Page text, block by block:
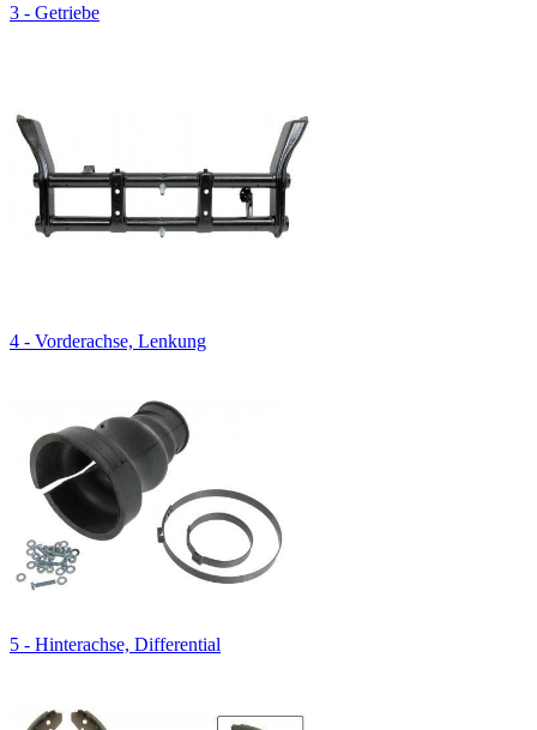
3 - Getriebe
4 - Vorderachse, Lenkung
5 - Hinterachse, Differential